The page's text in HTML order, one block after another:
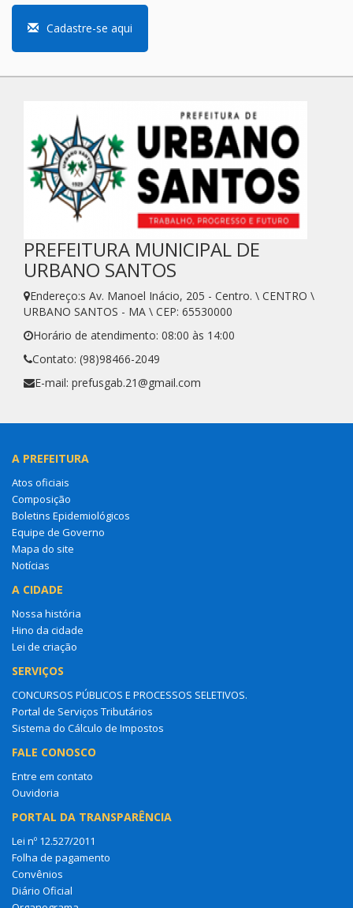
Cadastre-se aqui
PREFEITURA MUNICIPAL DE
URBANO SANTOS
Endereço:s Av. Manoel Inácio, 205 - Centro. \ CENTRO \
URBANO SANTOS - MA \ CEP: 65530000
Horário de atendimento: 08:00 às 14:00
Contato: (98)98466-2049
E-mail: prefusgab.21@gmail.com
A PREFEITURA
Atos oficiais
Composição
Boletins Epidemiológicos
Equipe de Governo
Mapa do site
Notícias
A CIDADE
Nossa história
Hino da cidade
Lei de criação
SERVIÇOS
CONCURSOS PÚBLICOS E PROCESSOS SELETIVOS.
Portal de Serviços Tributários
Sistema do Cálculo de Impostos
FALE CONOSCO
Entre em contato
Ouvidoria
PORTAL DA TRANSPARÊNCIA
Lei nº 12.527/2011
Folha de pagamento
Convênios
Diário Oficial